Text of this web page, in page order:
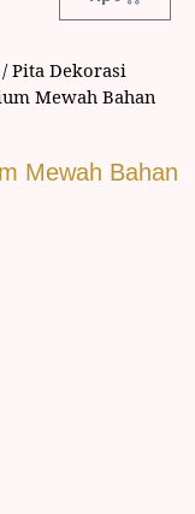
/Pita Dekorasi
Mewah Bahan
Mewah Bahan